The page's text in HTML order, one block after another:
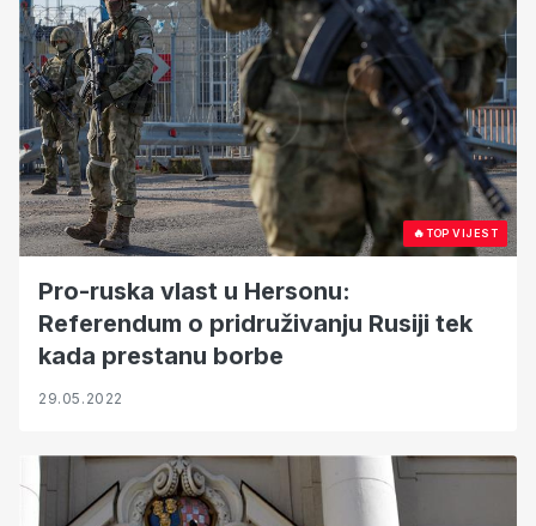
🔥TOP VIJEST
Pro-ruska vlast u Hersonu:
Referendum o pridruživanju Rusiji tek
kada prestanu borbe
29.05.2022